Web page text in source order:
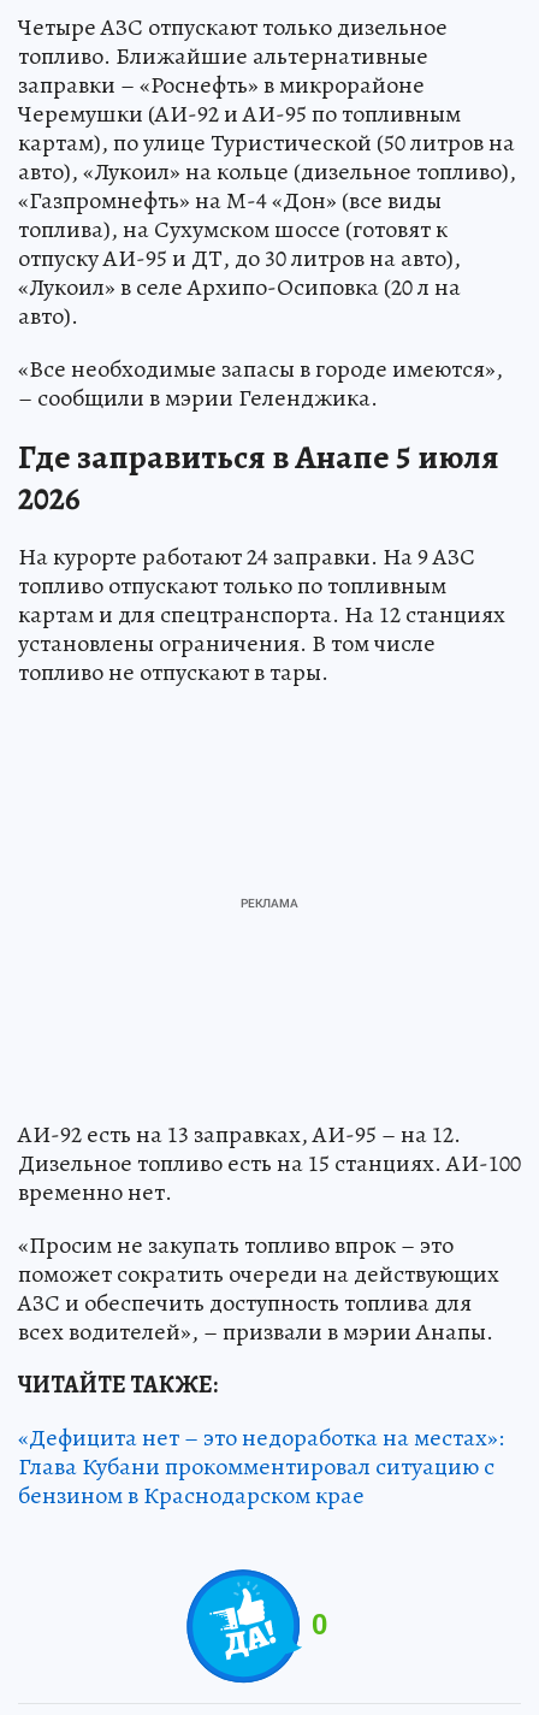
Четыре АЗС отпускают только дизельное
топливо. Ближайшие альтернативные
заправки – «Роснефть» в микрорайоне
Черемушки (АИ-92 и АИ-95 по топливным
картам), по улице Туристической (50 литров на
авто), «Лукоил» на кольце (дизельное топливо),
«Газпромнефть» на М-4 «Дон» (все виды
топлива), на Сухумском шоссе (готовят к
отпуску АИ-95 и ДТ, до 30 литров на авто),
«Лукоил» в селе Архипо-Осиповка (20 л на
авто).
«Все необходимые запасы в городе имеются»,
– сообщили в мэрии Геленджика.
Где заправиться в Анапе 5 июля
2026
На курорте работают 24 заправки. На 9 АЗС
топливо отпускают только по топливным
картам и для спецтранспорта. На 12 станциях
установлены ограничения. В том числе
топливо не отпускают в тары.
АИ-92 есть на 13 заправках, АИ-95 – на 12.
Дизельное топливо есть на 15 станциях. АИ-100
временно нет.
«Просим не закупать топливо впрок – это
поможет сократить очереди на действующих
АЗС и обеспечить доступность топлива для
всех водителей», – призвали в мэрии Анапы.
ЧИТАЙТЕ ТАКЖЕ:
«Дефицита нет – это недоработка на местах»:
Глава Кубани прокомментировал ситуацию с
бензином в Краснодарском крае
0